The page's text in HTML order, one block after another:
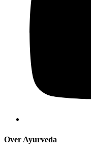
Over Ayurveda